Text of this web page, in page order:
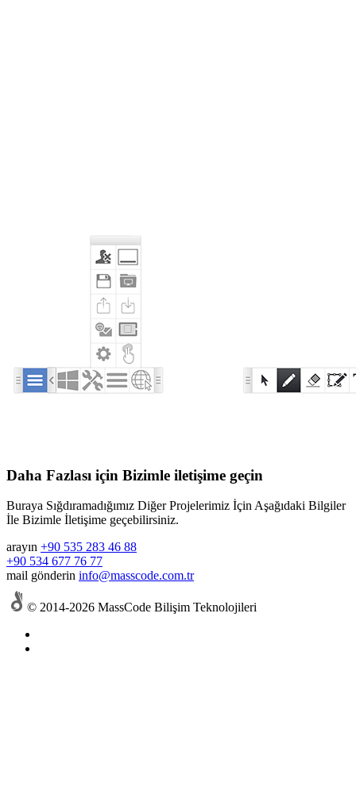
Daha Fazlası için Bizimle iletişime geçin
Buraya Sığdıramadığımız Diğer Projelerimiz İçin Aşağıdaki Bilgiler
İle Bizimle İletişime geçebilirsiniz.
arayın +90 535 283 46 88
+90 534 677 76 77
mail gönderin info@masscode.com.tr
© 2014-2026 MassCode Bilişim Teknolojileri